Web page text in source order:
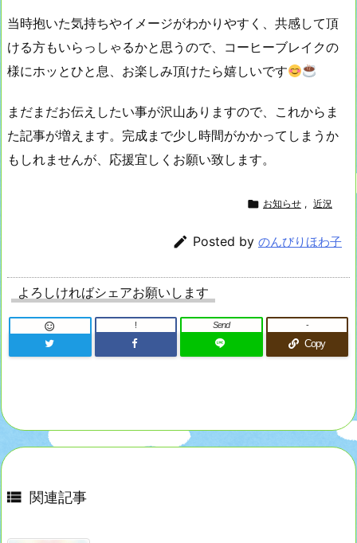
当時抱いた気持ちやイメージがわかりやすく、共感して頂
ける方もいらっしゃるかと思うので、コーヒーブレイクの
様にホッとひと息、お楽しみ頂けたら嬉しいです
まだまだお伝えしたい事が沢山ありますので、これからま
た記事が増えます。完成まで少し時間がかかってしまうか
もしれませんが、応援宜しくお願い致します。
 お知らせ , 近況
 Posted by のんびりほわ子
よろしければシェアお願いします
 ! Send
Copy
-
 関連記事